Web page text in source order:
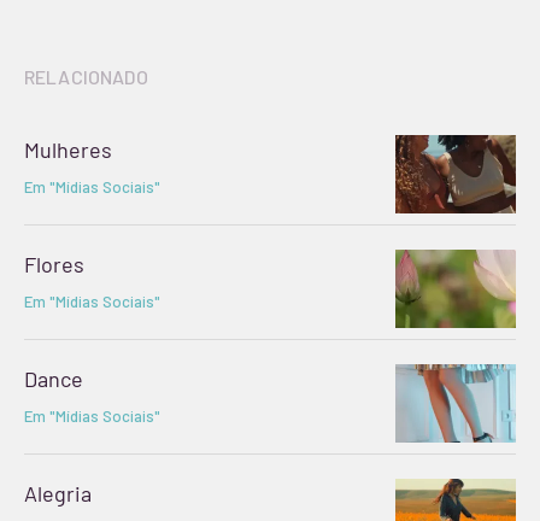
RELACIONADO
Mulheres
Em "Mídias Sociais"
Flores
Em "Mídias Sociais"
Dance
Em "Mídias Sociais"
Alegria